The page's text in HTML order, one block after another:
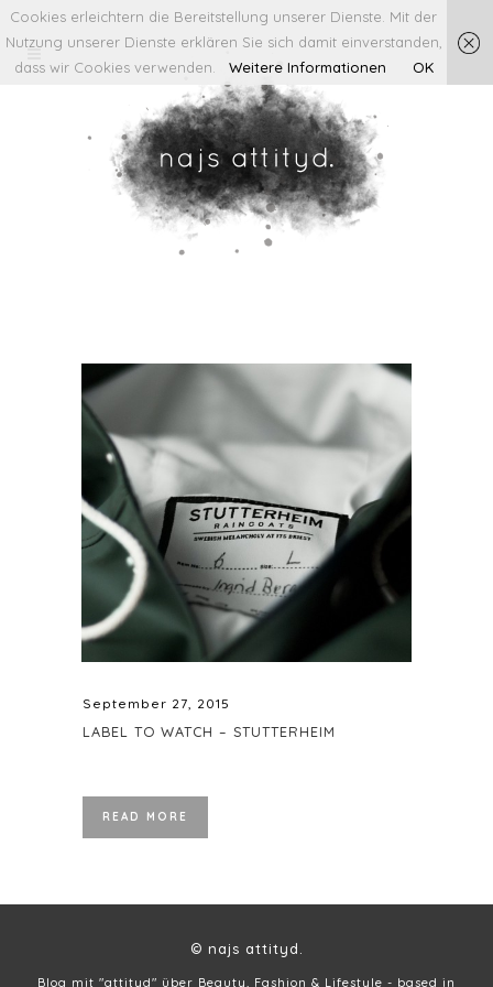
September 27, 2015
LABEL TO WATCH – STUTTERHEIM
READ MORE
© najs attityd.
Blog mit "attityd" über Beauty, Fashion & Lifestyle - based in
Cookies erleichtern die Bereitstellung unserer Dienste. Mit der
Nutzung unserer Dienste erklären Sie sich damit einverstanden,
dass wir Cookies verwenden.
Weitere Informationen OK